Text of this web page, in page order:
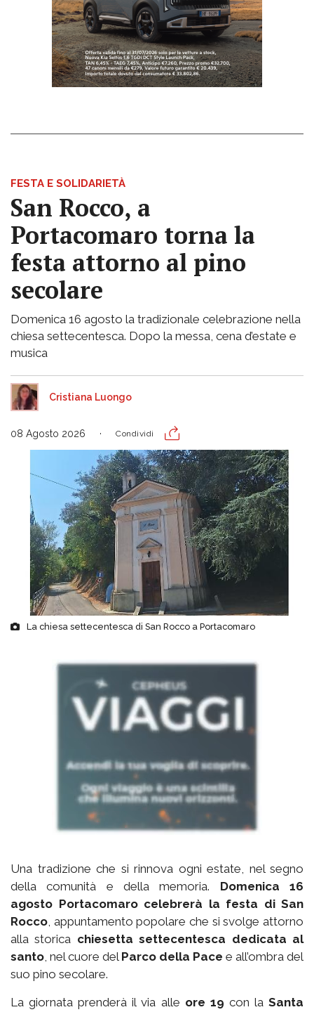
FESTA E SOLIDARIETÀ
San Rocco, a
Portacomaro torna la
festa attorno al pino
secolare
Domenica 16 agosto la tradizionale celebrazione nella
chiesa settecentesca. Dopo la messa, cena d’estate e
musica
Cristiana Luongo
08 Agosto 2026 Condividi
La chiesa settecentesca di San Rocco a Portacomaro
Una tradizione che si rinnova ogni estate, nel segno
della comunità e della memoria. Domenica 16
agosto Portacomaro celebrerà la festa di San
Rocco, appuntamento popolare che si svolge attorno
alla storica chiesetta settecentesca dedicata al
santo, nel cuore del Parco della Pace e all’ombra del
suo pino secolare.
La giornata prenderà il via alle ore 19 con laSanta